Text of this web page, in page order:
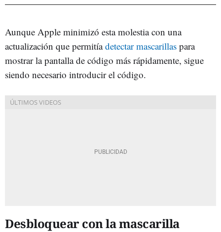
Aunque Apple minimizó esta molestia con una
actualización que permitíadetectar mascarillas para
mostrar la pantalla de código más rápidamente, sigue
siendo necesario introducir el código.
Desbloquear con la mascarilla